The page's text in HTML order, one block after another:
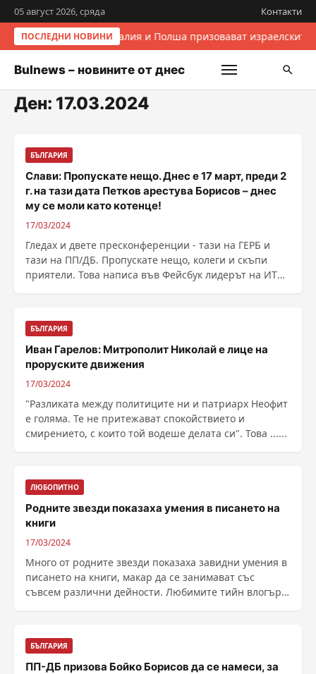
05 август 2026, сряда Контакти
ПОСЛЕДНИ НОВИНИИталия и Полша призовават
Bulnews – новините от днес
Ден: 17.03.2024
БЪЛГАРИЯ
Слави: Пропускате нещо. Днес е 17 март, преди 2
г. на тази дата Петков арестува Борисов – днес
му се моли като котенце!
17/03/2024
Гледах и двете пресконференции - тази на ГЕРБ и
тази на ПП/ДБ. Пропускате нещо, колеги и скъпи
приятели. Това написа във Фейсбук лидерът на ИТН
БЪЛГАРИЯ
Иван Гарелов: Митрополит Николай е лице на
проруските движения
17/03/2024
"Разликата между политиците ни и патриарх Неофит
е голяма. Те не притежават спокойствието и
смирението, с които той водеше делата си". Това ......
ЛЮБОПИТНО
Родните звезди показаха умения в писането на
книги
17/03/2024
Много от родните звезди показаха завидни умения в
писането на книги, макар да се занимават със
съвсем различни дейности. Любимите тийн влогъри
БЪЛГАРИЯ
ПП-ДБ призова Бойко Борисов да се намеси, за